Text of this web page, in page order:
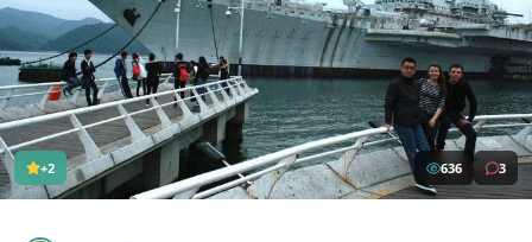
+2 636 3